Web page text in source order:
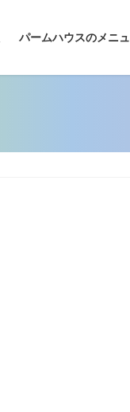
パームハウスのメニ